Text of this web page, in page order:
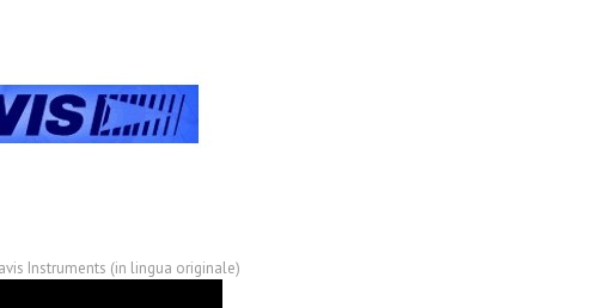
Instruments (in lingua originale)